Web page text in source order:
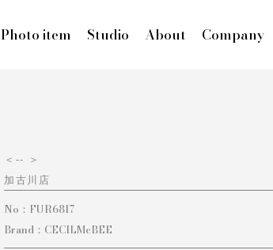
Photo item Studio About Company
＜ -- ＞
加古川店
No： FUR6817
Brand： CECILMcBEE